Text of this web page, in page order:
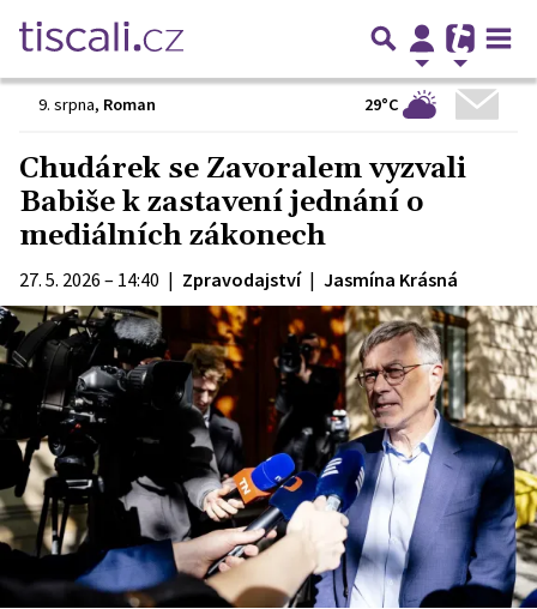
9. srpna, Roman 29°C
Chudárek se Zavoralem vyzvali
Babiše k zastavení jednání o
mediálních zákonech
27. 5. 2026 – 14:40 | Zpravodajství | Jasmína Krásná